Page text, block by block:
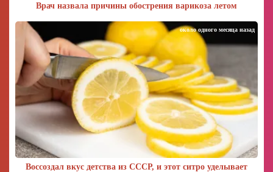
Врач назвала причины обострения варикоза летом
Воссоздал вкус детства из СССР, и этот ситро уделывает
около одного месяца назад